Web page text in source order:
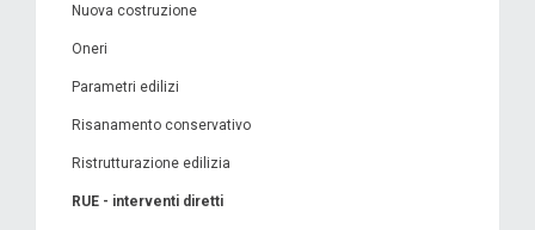
Nuova costruzione
Oneri
Parametri edilizi
Risanamento conservativo
Ristrutturazione edilizia
RUE - interventi diretti